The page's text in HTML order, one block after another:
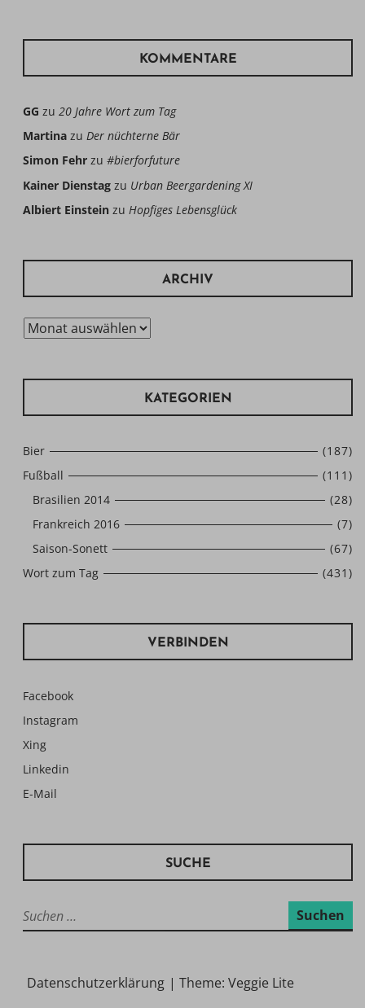
KOMMENTARE
GG zu 20 Jahre Wort zum Tag
Martina zu Der nüchterne Bär
Simon Fehr zu #bierforfuture
Kainer Dienstag zu Urban Beergardening XI
Albiert Einstein zu Hopfiges Lebensglück
ARCHIV
Archiv
KATEGORIEN
Bier
(187)
Fußball
(111)
Brasilien 2014
(28)
Frankreich 2016
(7)
Saison-Sonett
(67)
Wort zum Tag
(431)
VERBINDEN
Facebook
Instagram
Xing
Linkedin
E-Mail
SUCHE
Suchen
nach:
Datenschutzerklärung | Theme: Veggie Lite